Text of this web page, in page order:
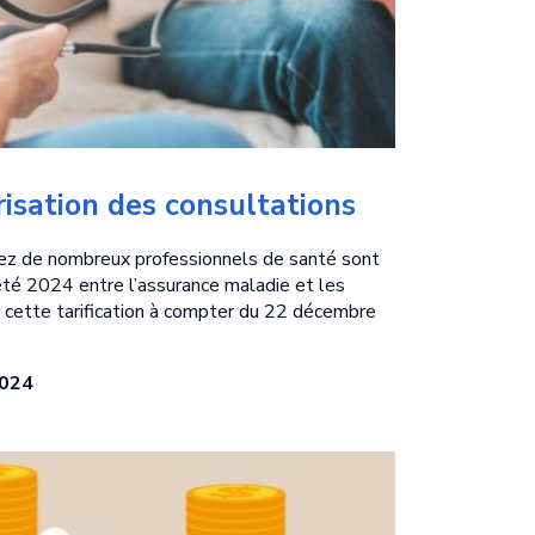
chambre commerciale, du 19 octobre
WebLex
des consultations
de nombreux professionnels de santé sont
2024 entre l’assurance maladie et les
tarification à compter du 22 décembre
tarif en